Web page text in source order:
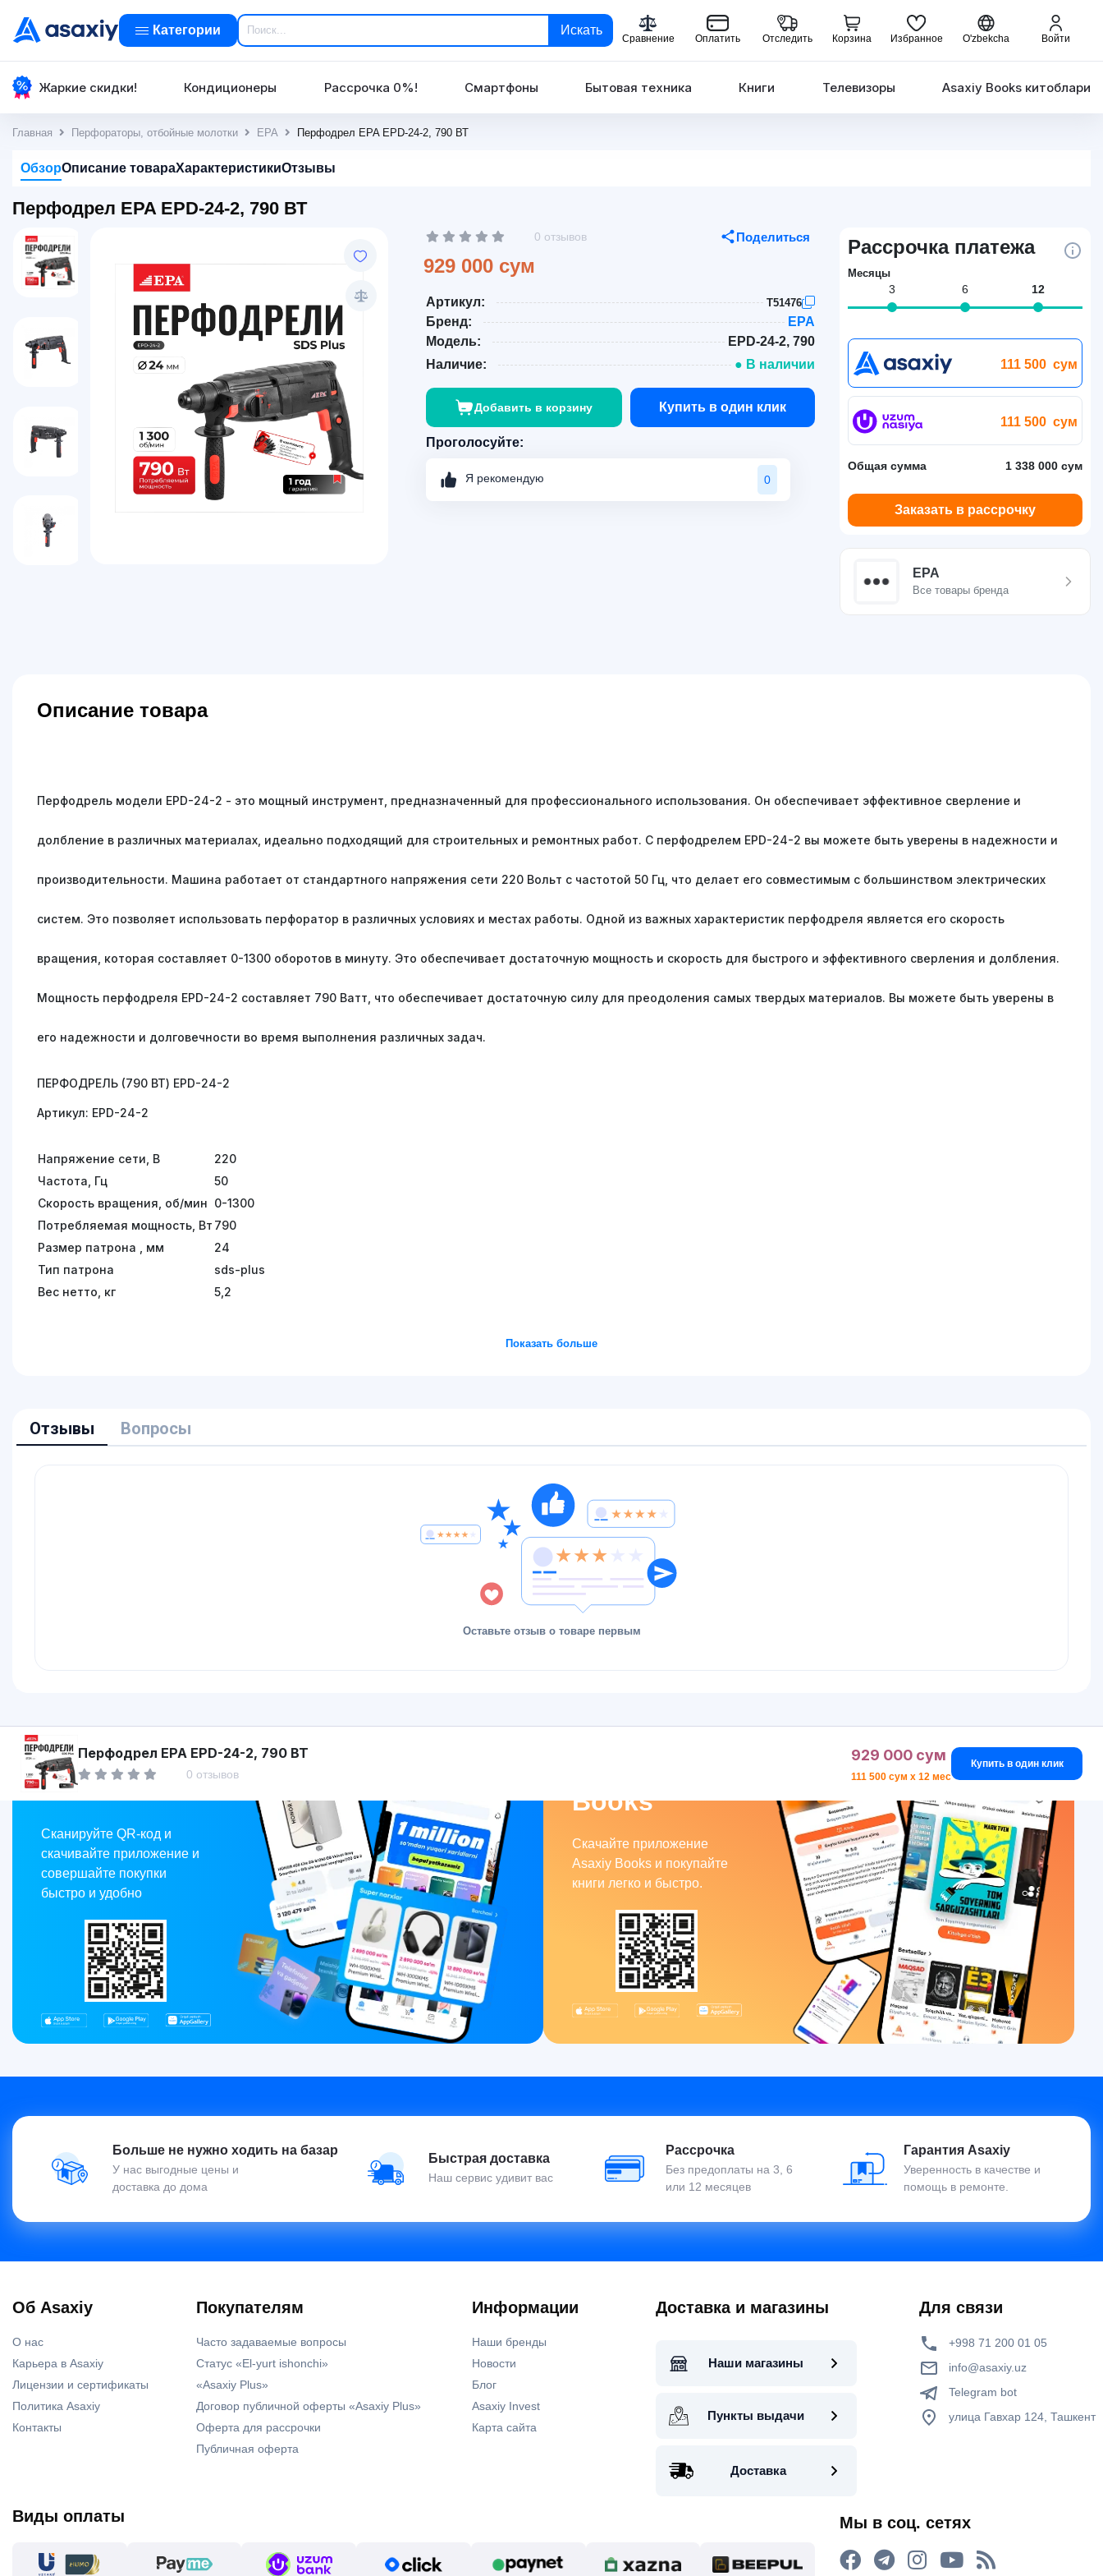
Категории Искать
Сравнение Оплатить Отследить Корзина Избранное O'zbekcha Войти
Жаркие скидки! Кондиционеры Рассрочка 0%! Смартфоны Бытовая техника Книги Телевизоры Asaxiy Books китоблари
Главная Перфораторы, отбойные молотки EPA Перфодрел EPA EPD-24-2, 790 ВТ
ОбзорОписание товараХарактеристикиОтзывы
Перфодрел EPA EPD-24-2, 790 ВТ
0 отзывов Поделиться
929 000 сум
Артикул: T51476
Бренд:
EPA
Модель:
EPD-24-2, 790
Наличие:
● В наличии
Добавить в корзину Купить в один клик
Проголосуйте:
Я рекомендую 0
Рассрочка платежа
Месяцы
3 6 12
111 500 сум
111 500 сум
Общая сумма 1 338 000 сум
Заказать в рассрочку
EPA
Все товары бренда
Описание товара
Перфодрель модели EPD-24-2 - это мощный инструмент, предназначенный для профессионального использования. Он обеспечивает эффективное сверление и
долбление в различных материалах, идеально подходящий для строительных и ремонтных работ. С перфодрелем EPD-24-2 вы можете быть уверены в надежности и
производительности. Машина работает от стандартного напряжения сети 220 Вольт с частотой 50 Гц, что делает его совместимым с большинством электрических
систем. Это позволяет использовать перфоратор в различных условиях и местах работы. Одной из важных характеристик перфодреля является его скорость
вращения, которая составляет 0-1300 оборотов в минуту. Это обеспечивает достаточную мощность и скорость для быстрого и эффективного сверления и долбления.
Мощность перфодреля EPD-24-2 составляет 790 Ватт, что обеспечивает достаточную силу для преодоления самых твердых материалов. Вы можете быть уверены в
его надежности и долговечности во время выполнения различных задач.
ПЕРФОДРЕЛЬ (790 ВТ) EPD-24-2
Артикул: EPD-24-2
Напряжение сети, В
220
Частота, Гц
50
Скорость вращения, об/мин 0-1300
Потребляемая мощность, Вт 790
Размер патрона , мм
24
Тип патрона
sds-plus
Вес нетто, кг
5,2
Показать больше
Отзывы Вопросы
Оставьте отзыв о товаре первым
Перфодрел EPA EPD-24-2, 790 ВТ
0 отзывов
929 000 сум
111 500 сум x 12 мес
Купить в один клик
Asaxiy
Market
Сканируйте QR-код и
скачивайте приложение и
совершайте покупки
быстро и удобно
Books
Скачайте приложение
Asaxiy Books и покупайте
книги легко и быстро.
Больше не нужно ходить на базар
У нас выгодные цены и
доставка до дома
Быстрая доставка
Наш сервис удивит вас
Рассрочка
Без предоплаты на 3, 6
или 12 месяцев
Гарантия Asaxiy
Уверенность в качестве и
помощь в ремонте.
Об Asaxiy
О нас
Карьера в Asaxiy
Лицензии и сертификаты
Политика Asaxiy
Контакты
Покупателям
Часто задаваемые вопросы
Статус «El-yurt ishonchi»
«Asaxiy Plus»
Договор публичной оферты «Asaxiy Plus»
Оферта для рассрочки
Публичная оферта
Информации
Наши бренды
Новости
Блог
Asaxiy Invest
Карта сайта
Доставка и магазины
Наши магазины
Пункты выдачи
Доставка
Для связи
+998 71 200 01 05
info@asaxiy.uz
Telegram bot
улица Гавхар 124, Ташкент
Виды оплаты Мы в соц. сетях